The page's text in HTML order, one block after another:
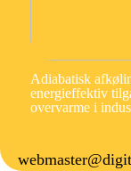
Adiabatisk
energieffektiv
overvarme i